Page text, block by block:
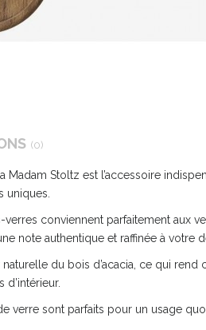
(0)
Madam Stoltz est l’accessoire
uniques.
conviennent parfaitement aux
note authentique et raffinée à votre
du bois d’acacia, ce qui
d’intérieur.
verre sont parfaits pour un usage